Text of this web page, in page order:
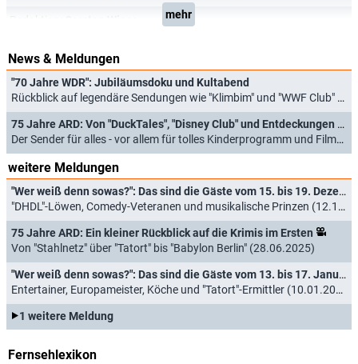
mehr
News & Meldungen
"70 Jahre WDR": Jubiläumsdoku und Kultabend
Rückblick auf legendäre Sendungen wie "Klimbim" und "WWF Club" (09.12.2025)
75 Jahre ARD: Von "DuckTales", "Disney Club" und Entdeckungen im Nachtprogramm
Der Sender für alles - vor allem für tolles Kinderprogramm und Filmschätze (07.06.2025)
weitere Meldungen
"Wer weiß denn sowas?": Das sind die Gäste vom 15. bis 19. Dezember 2025
"DHDL"-Löwen, Comedy-Veteranen und musikalische Prinzen (12.12.2025)
75 Jahre ARD: Ein kleiner Rückblick auf die Krimis im Ersten
Von "Stahlnetz" über "Tatort" bis "Babylon Berlin" (28.06.2025)
"Wer weiß denn sowas?": Das sind die Gäste vom 13. bis 17. Januar 2025
Entertainer, Europameister, Köche und "Tatort"-Ermittler (10.01.2025)
1 weitere Meldung
Fernsehlexikon